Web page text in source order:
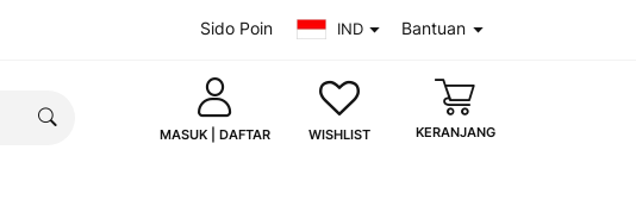
Sido Poin IND Bantuan
MASUK | DAFTAR WISHLIST KERANJANG